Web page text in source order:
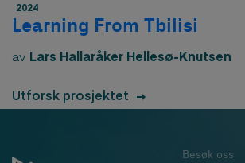
2024
Learning From Tbilisi
av Lars Hallaråker Hellesø-Knutsen
Utforsk prosjektet
Besøk oss